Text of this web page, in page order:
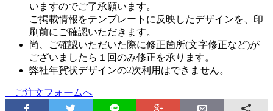
いますのでご了承願います。
ご掲載情報をテンプレートに反映したデザインを、印
刷前にご確認いただきます。
尚、ご確認いただいた際に修正箇所(文字修正など)が
ございましたら１回のみ修正を承ります。
弊社年賀状デザインの2次利用はできません。
ご注文フォームへ